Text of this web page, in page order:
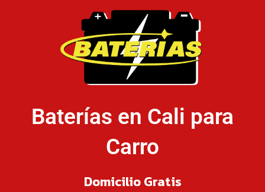
Baterías en Cali para
Carro
Domicilio Gratis